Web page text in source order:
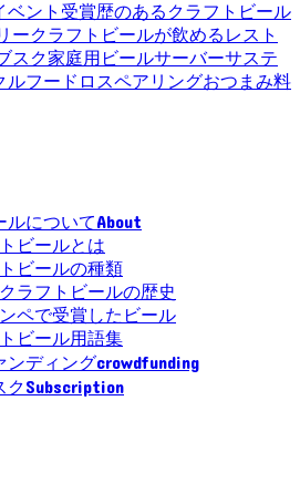
ベント 受賞歴のあるクラフトビール
ークラフトビールが飲めるレスト
スク家庭用ビールサーバーサステ
ルフードロスペアリングおつまみ料
ルについてAbout
ビールとは
ビールの種類
ラフトビールの歴史
ペで受賞したビール
ビール用語集
ンディングcrowdfunding
クSubscription